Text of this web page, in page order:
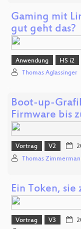
Gaming mit
gut geht das?
Anwendung HS i2
Thomas Aglassinger
Boot-up-
Firmware bis
Vortrag V2
Thomas
Ein Token,
Vortrag V3